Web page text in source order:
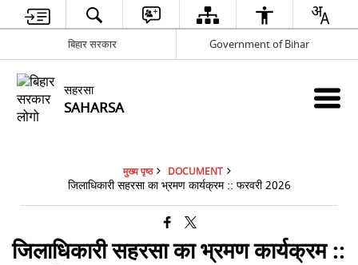
बिहार सरकार Government of Bihar
सहरसा
SAHARSA
मुख्य पृष्ठ DOCUMENT
जिलाधिकारी सहरसा का भ्रमण कार्यक्रम :: फरवरी 2026
जिलाधिकारी सहरसा का भ्रमण कार्यक्रम ::